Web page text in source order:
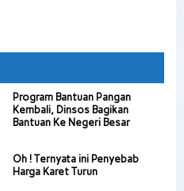
Program Bantuan Pangan
Kembali, Dinsos Bagikan
Bantuan Ke Negeri Besar
Oh ! Ternyata ini Penyebab
Harga Karet Turun